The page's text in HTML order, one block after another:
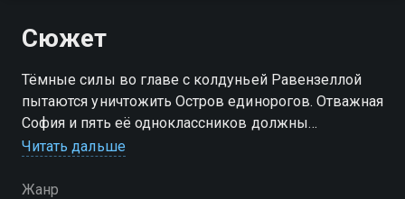
Сюжет
Тёмные силы во главе с колдуньей Равензеллой
пытаются уничтожить Остров единорогов. Отважная
София и пять её одноклассников должны
вмешаться, чтобы спасти свою любимую
Читать дальше
Жанр